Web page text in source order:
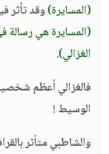
(المسايرة)وقد تأثر
(المسايرة هي رسالة
الغزالي).
فالغزالي أعظم
الوسيط !
والشاطبي متأثر